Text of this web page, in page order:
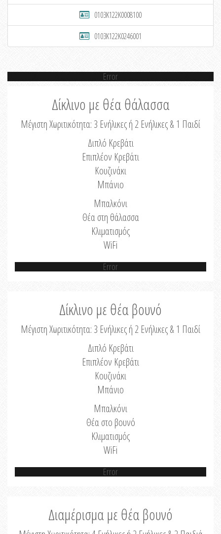
0103K122K0008100
0103K122K0246001
Error
Δίκλινο με θέα θάλασσα
Μέγιστη Χωριτικότητα: 3 Ενήλικες ή 2 Ενήλικες & 1 Παιδί
Διπλό Κρεβάτι
Επιπλέον Κρεβάτι
Κουζινάκι
Μπάνιο
Μπαλκόνι
Θέα στη θάλασσα
Κλιματισμός
WiFi
Error
Δίκλινο με θέα βουνό
Μέγιστη Χωριτικότητα: 3 Ενήλικες ή 2 Ενήλικες & 1 Παιδί
Διπλό Κρεβάτι
Επιπλέον Κρεβάτι
Κουζινάκι
Μπάνιο
Μπαλκόνι
Θέα στο βουνό
Κλιματισμός
WiFi
Error
Διαμέρισμα με θέα βουνό